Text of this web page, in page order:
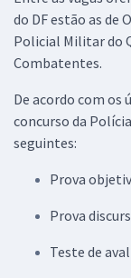
do DF estão as de
Policial Militar do
Combatentes.
De acordo com
concurso da
seguintes:
Prova
Prova
Teste de